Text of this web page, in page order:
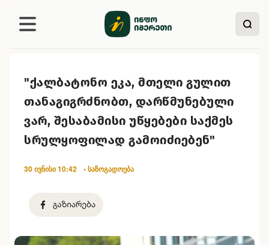
"ქალბატონო ეკა, მთელი გულით
თანაგიგრძნობთ, დარწმუნებული
ვარ, შესაბამისი უწყებები საქმეს
სრულყოფილად გამოიძიებენ"
30 ივნისი 10:42 • საზოგადოება